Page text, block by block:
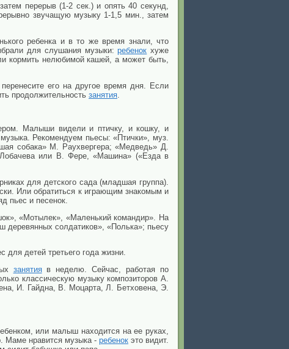
перерыв (1-2 сек.) и опять 40 секунд,
звучащую музыку 1-1,5 мин., затем
ребенка и в то же время знали, что
для слушания музыки:ребенок хуже
кормить нелюбимой кашей, а может быть,
его на другое время дня. Если
продолжительность занятия
Малыши видели и птичку, и кошку, и
Рекомендуем пьесы: «Птички», муз.
собака» М. Раухвергера; «Медведь» Д.
или В. Фере, «Машина» («Езда в
для детского сада (младшая группа).
Или обратиться к играющим знакомым и
пьес и песенок.
«Мотылек», «Маленький командир». На
деревянных солдатиков», «Полька»; пьесу
для детей третьего года жизни.
занятияв неделю. Сейчас, работая по
классическую музыку композиторов А.
И. Гайдна, В. Моцарта, Л. Бетховена, Э.
или малыш находится на ее руках,
Маме нравится музыка - ребенок это видит.